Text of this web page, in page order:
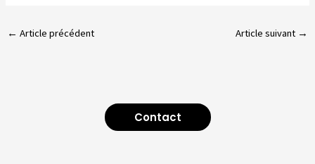
← Article précédent Article suivant →
Contact